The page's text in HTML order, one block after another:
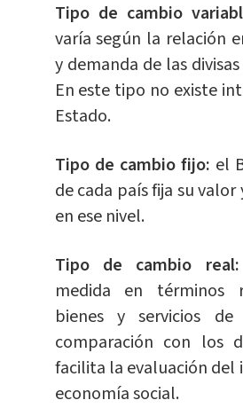
Tipo de cambio
varía según la relación
y demanda de las
En este tipo no existe
Estado.
Tipo de cambio fijo: el
de cada país fija su
en ese nivel.
Tipo de cambio real:
medida en términos
bienes y servicios
comparación con los
facilita la evaluación del
economía social.